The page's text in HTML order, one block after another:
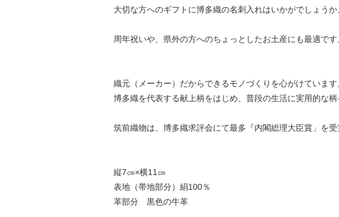
大切な方へのギフトに博多織の名刺入れはいかがでしょうか
周年祝いや、県外の方へのちょっとしたお土産にも最適です
織元（メーカー）だからできるモノづくりを心がけています
博多織を代表する献上柄をはじめ、普段の生活に実用的な柄
筑前織物は、博多織求評会にて最多『内閣総理大臣賞」を受
縦7㎝×横11㎝
表地（帯地部分）絹100％
革部分 黒色の牛革